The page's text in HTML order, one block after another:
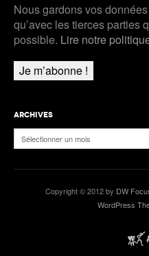
Nous gardons vos
qu’avec les tierces parties
possible. Lire notre
ARCHIVES
Archives
Copyright © 2012 by DW
WordPress